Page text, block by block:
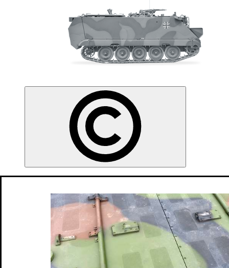
Mörserkaliber
6.360 m
Schussweite
650 km